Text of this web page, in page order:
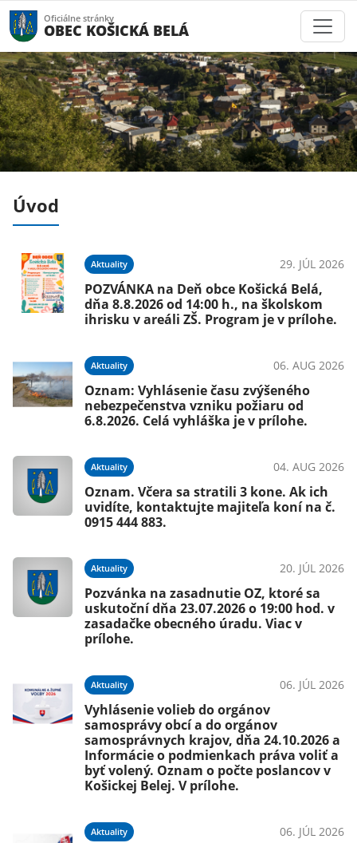
Oficiálne stránky
OBEC KOŠICKÁ BELÁ
Úvod
Aktuality 29. JÚL 2026
POZVÁNKA na Deň obce Košická Belá,
dňa 8.8.2026 od 14:00 h., na školskom
ihrisku v areáli ZŠ. Program je v prílohe.
Aktuality 06. AUG 2026
Oznam: Vyhlásenie času zvýšeného
nebezpečenstva vzniku požiaru od
6.8.2026. Celá vyhláška je v prílohe.
Aktuality 04. AUG 2026
Oznam. Včera sa stratili 3 kone. Ak ich
uvidíte, kontaktujte majiteľa koní na č.
0915 444 883.
Aktuality 20. JÚL 2026
Pozvánka na zasadnutie OZ, ktoré sa
uskutoční dňa 23.07.2026 o 19:00 hod. v
zasadačke obecného úradu. Viac v
prílohe.
Aktuality 06. JÚL 2026
Vyhlásenie volieb do orgánov
samosprávy obcí a do orgánov
samosprávnych krajov, dňa 24.10.2026 a
Informácie o podmienkach práva voliť a
byť volený. Oznam o počte poslancov v
Košickej Belej. V prílohe.
Aktuality 06. JÚL 2026